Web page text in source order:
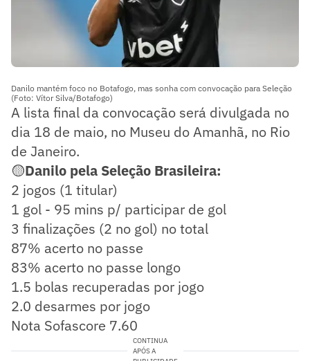
Danilo mantém foco no Botafogo, mas sonha com convocação para Seleção
(Foto: Vítor Silva/Botafogo)
A lista final da convocação será divulgada no
dia 18 de maio, no Museu do Amanhã, no Rio
de Janeiro.
🟡Danilo pela Seleção Brasileira:
2 jogos (1 titular)
1 gol - 95 mins p/ participar de gol
3 finalizações (2 no gol) no total
87% acerto no passe
83% acerto no passe longo
1.5 bolas recuperadas por jogo
2.0 desarmes por jogo
Nota Sofascore 7.60
CONTINUA
APÓS A